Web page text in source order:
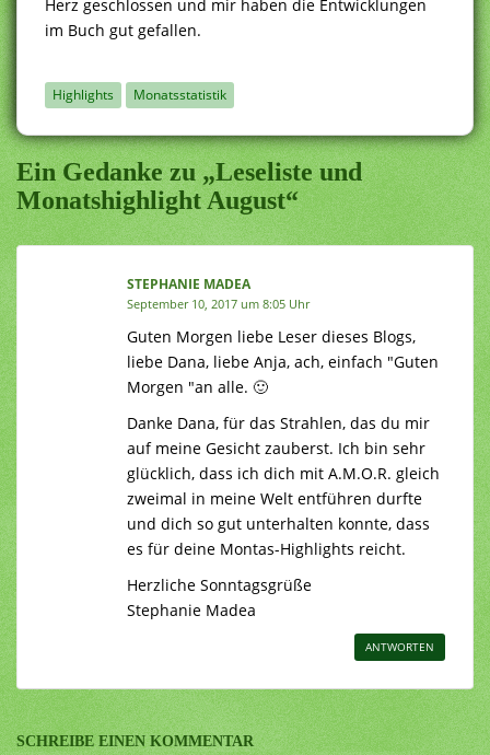
Herz geschlossen und mir haben die Entwicklungen
im Buch gut gefallen.
Highlights Monatsstatistik
Ein Gedanke zu „Leseliste und
Monatshighlight August“
STEPHANIE MADEA
September 10, 2017 um 8:05 Uhr
Guten Morgen liebe Leser dieses Blogs,
liebe Dana, liebe Anja, ach, einfach "Guten
Morgen "an alle. 🙂
Danke Dana, für das Strahlen, das du mir
auf meine Gesicht zauberst. Ich bin sehr
glücklich, dass ich dich mit A.M.O.R. gleich
zweimal in meine Welt entführen durfte
und dich so gut unterhalten konnte, dass
es für deine Montas-Highlights reicht.
Herzliche Sonntagsgrüße
Stephanie Madea
ANTWORTEN
SCHREIBE EINEN KOMMENTAR